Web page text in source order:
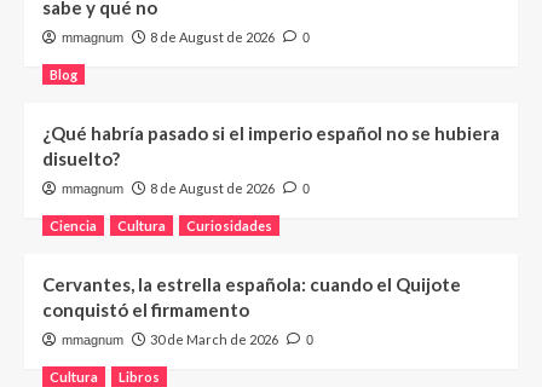
sabe y qué no
mmagnum 8 de August de 2026 0
Blog
¿Qué habría pasado si el imperio español no se hubiera
disuelto?
mmagnum 8 de August de 2026 0
Ciencia Cultura Curiosidades
Cervantes, la estrella española: cuando el Quijote
conquistó el firmamento
mmagnum 30 de March de 2026 0
Cultura Libros